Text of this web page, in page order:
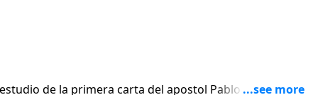
de la primera carta del apostol Pablo a los